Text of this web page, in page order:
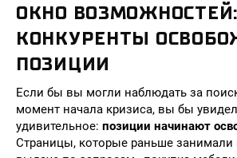
ОКНО
КОНКУРЕНТЫ
ПОЗИЦИИ
Если бы вы могли наблюдать за
момент начала кризиса, вы бы
удивительное: позиции начинают
Страницы, которые раньше занимали